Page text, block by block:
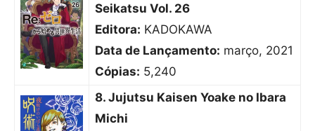
Seikatsu Vol. 26
Editora: KADOKAWA
Data de Lançamento: março, 2021
Cópias: 5,240
8. Jujutsu Kaisen Yoake no Ibara
Michi